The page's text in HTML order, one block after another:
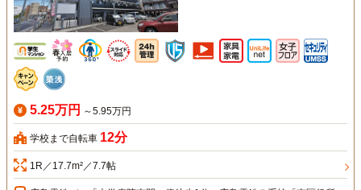
5.25万円 ～5.95万円
学校まで自転車 12分
1R／17.7m²／7.7帖